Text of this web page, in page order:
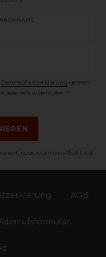
NACHNAME
Daten­schutz­erklärung gelesen
jederzeit widerrufen.**
es sich um ein Pflichtfeld.
AGB